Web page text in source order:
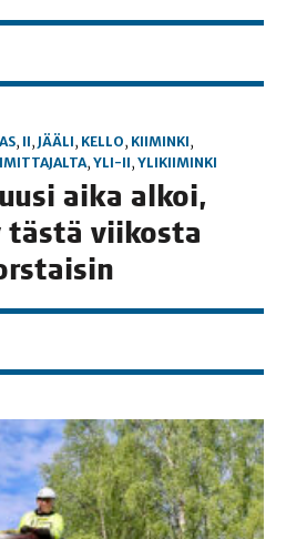
, II, JÄÄLI, KELLO, KIIMINKI,
, YLI-II, YLIKIIMINKI
aika alkoi,
täs­tä vii­kos­ta